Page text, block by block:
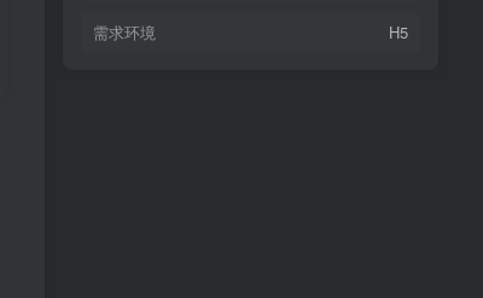
需求环境 H5